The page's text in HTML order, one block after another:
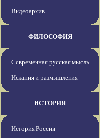
Видеоархив
ФИЛОСОФИЯ
Современная русская мысль
Искания и размышления
ИСТОРИЯ
История России